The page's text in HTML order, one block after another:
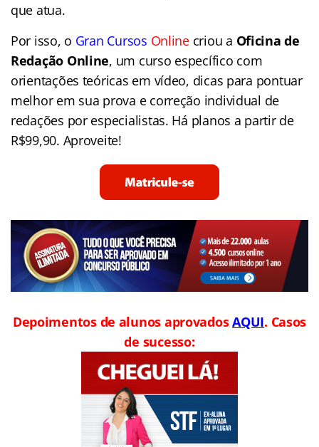
que atua.
Por isso, o Gran Cursos Onlinecriou a Oficina de
Redação Online, um curso específico com
orientações teóricas em vídeo, dicas para pontuar
melhor em sua prova e correção individual de
redações por especialistas. Há planos a partir de
R$99,90. Aproveite!
Depoimentos de alunos aprovadosAQUI. Casos
de sucesso: